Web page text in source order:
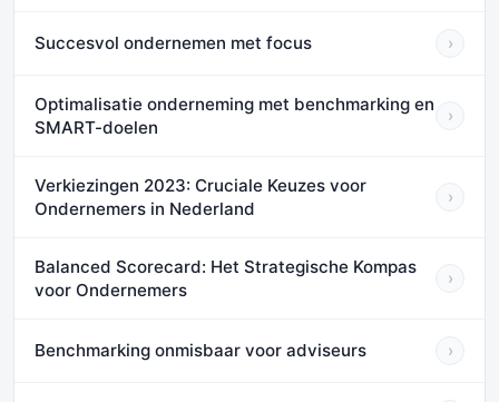
Succesvol ondernemen met focus ›
Optimalisatie onderneming met benchmarking en
SMART-doelen
›
Verkiezingen 2023: Cruciale Keuzes voor
Ondernemers in Nederland
›
Balanced Scorecard: Het Strategische Kompas
voor Ondernemers
›
Benchmarking onmisbaar voor adviseurs ›